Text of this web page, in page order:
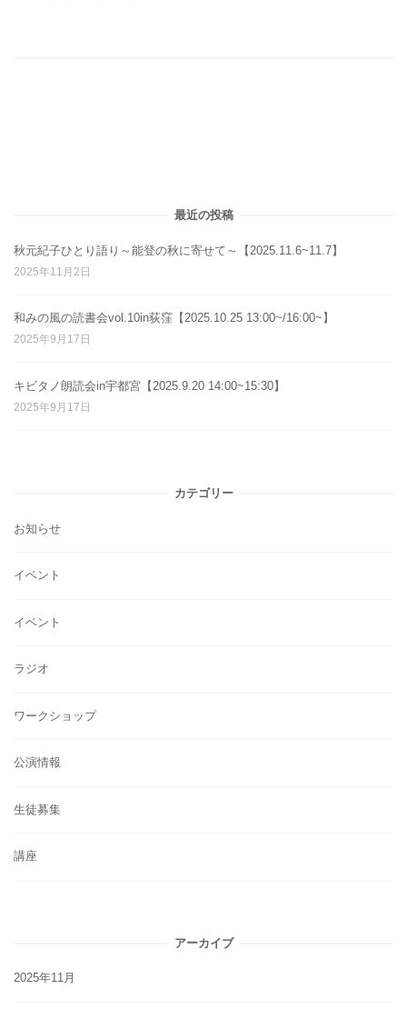
最近の投稿
秋元紀子ひとり語り～能登の秋に寄せて～【2025.11.6~11.7】
2025年11月2日
和みの風の読書会vol.10in荻窪【2025.10.25 13:00~/16:00~】
2025年9月17日
キビタノ朗読会in宇都宮【2025.9.20 14:00~15:30】
2025年9月17日
カテゴリー
お知らせ
イベント
イベント
ラジオ
ワークショップ
公演情報
生徒募集
講座
アーカイブ
2025年11月